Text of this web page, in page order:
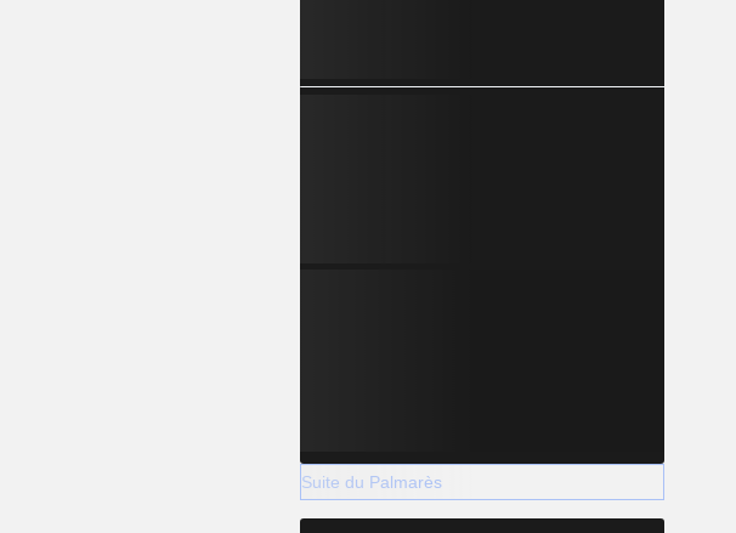
Suite du Palmarès